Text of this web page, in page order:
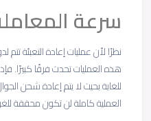
سرعة
نظرًا لأن عمليات إعادة التعبئة تتم
هذه العمليات تحدث فرقًا كبيرًا.
للغاية بحيث لا يتم إعادة شحن
العملية كاملة لن تكون محققة